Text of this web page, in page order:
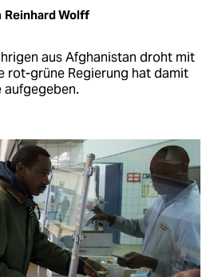
Reinhard Wolff
aus Afghanistan droht mit
rot-grüne Regierung hat damit
aufgegeben.